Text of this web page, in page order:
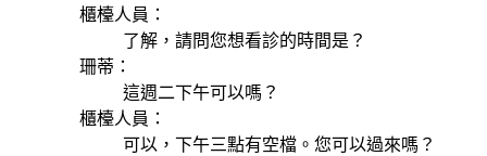
櫃檯人員：
了解，請問您想看診的時間是？
珊蒂：
這週二下午可以嗎？
櫃檯人員：
可以，下午三點有空檔。您可以過來嗎？